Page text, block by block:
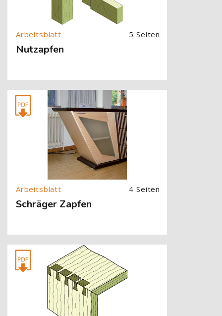
5 Seiten
Nutzapfen
[Cocoon] About (Text with Image) überspringen
4 Seiten
Schräger Zapfen
[Cocoon] About (Text with Image) überspringen